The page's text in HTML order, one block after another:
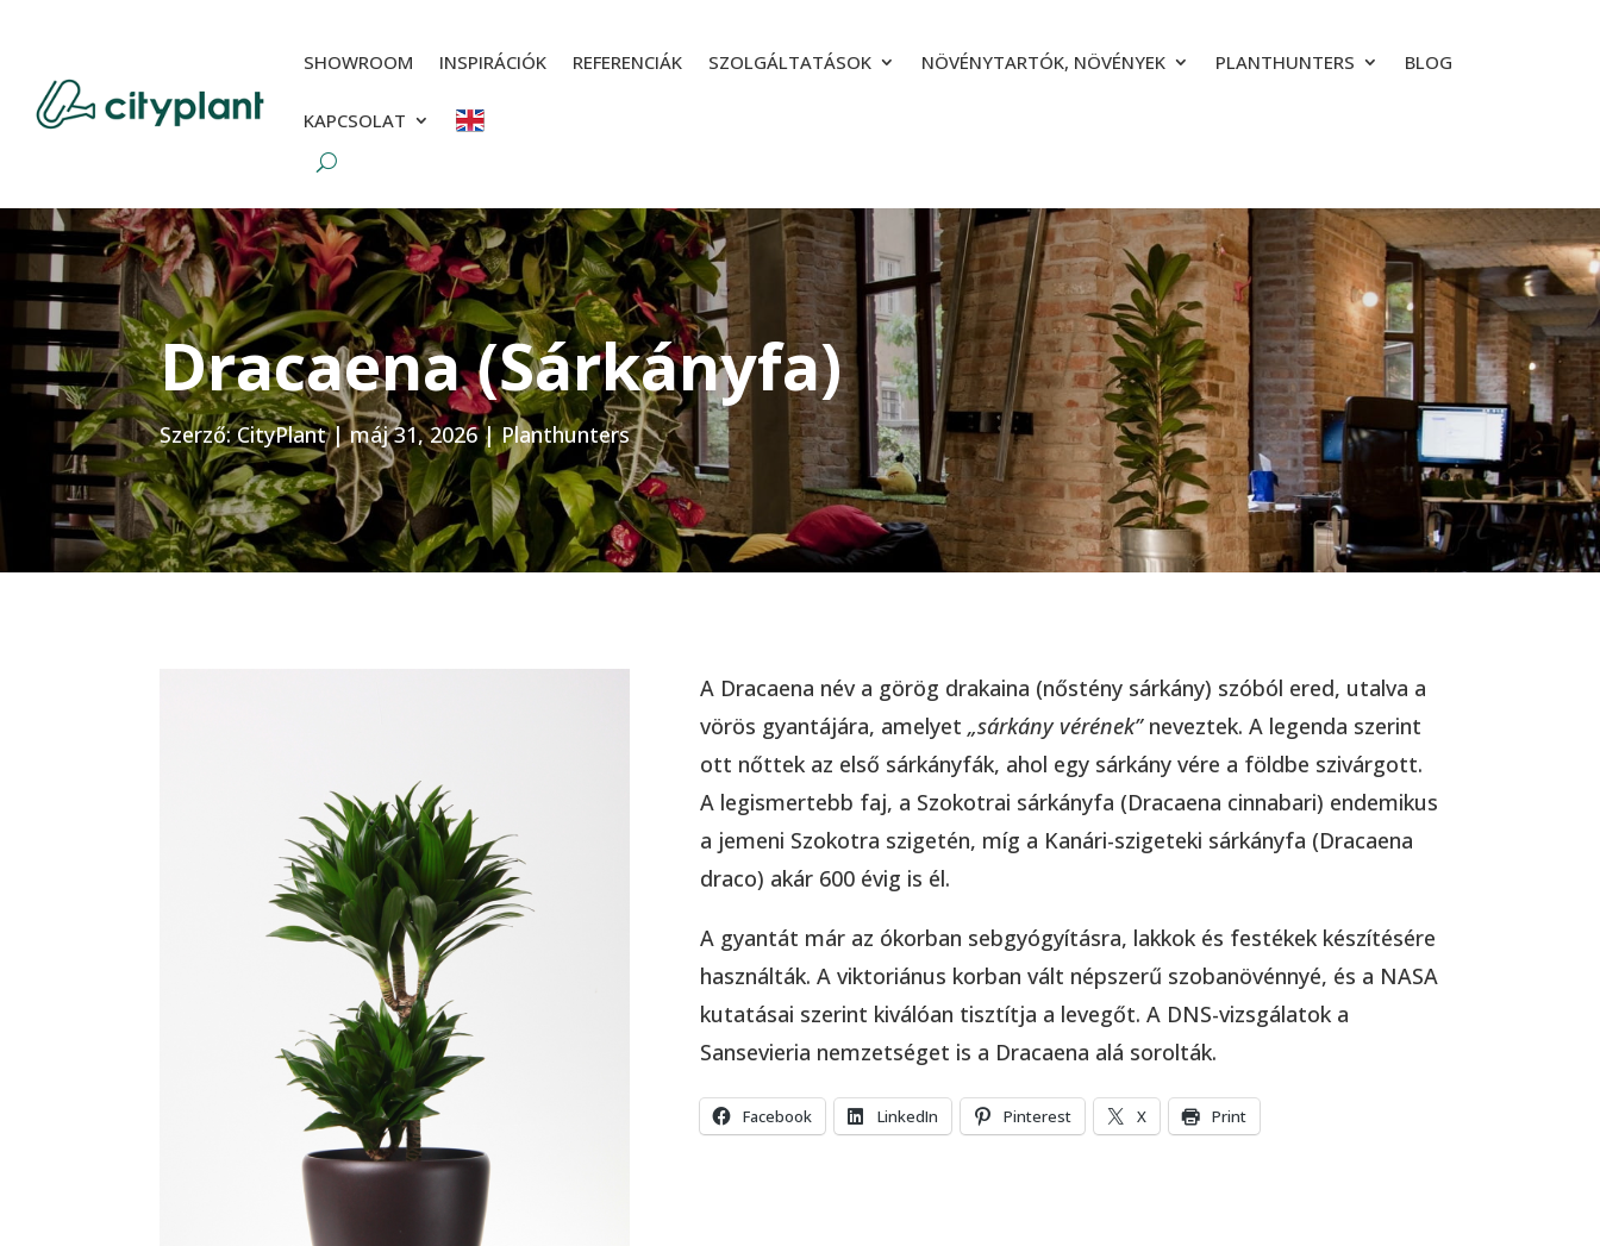
SHOWROOM INSPIRÁCIÓK REFERENCIÁK SZOLGÁLTATÁSOK NÖVÉNYTARTÓK, NÖVÉNYEK PLANTHUNTERS BLOG
KAPCSOLAT
Dracaena (Sárkányfa)
Szerző:CityPlant|máj 31, 2026|Planthunters
A Dracaena név a görög drakaina (nőstény sárkány) szóból ered, utalva a
vörös gyantájára, amelyet„sárkány vérének”neveztek. A legenda szerint
ott nőttek az első sárkányfák, ahol egy sárkány vére a földbe szivárgott.
A legismertebb faj, a Szokotrai sárkányfa (Dracaena cinnabari) endemikus
a jemeni Szokotra szigetén, míg a Kanári-szigeteki sárkányfa (Dracaena
draco) akár 600 évig is él.
A gyantát már az ókorban sebgyógyításra, lakkok és festékek készítésére
használták. A viktoriánus korban vált népszerű szobanövénnyé, és a NASA
kutatásai szerint kiválóan tisztítja a levegőt. A DNS-vizsgálatok a
Sansevieria nemzetséget is a Dracaena alá sorolták.
Facebook LinkedIn Pinterest X Print